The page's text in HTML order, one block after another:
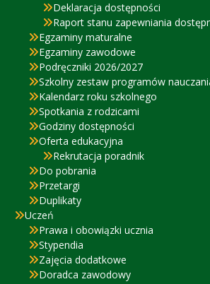
Deklaracja dostępności
Raport stanu zapewniania
Egzaminy maturalne
Egzaminy zawodowe
Podręczniki 2026/2027
Szkolny zestaw programów
Kalendarz roku szkolnego
Spotkania z rodzicami
Godziny dostępności
Oferta edukacyjna
Rekrutacja poradnik
Do pobrania
Przetargi
Duplikaty
Uczeń
Prawa i obowiązki ucznia
Stypendia
Zajęcia dodatkowe
Doradca zawodowy